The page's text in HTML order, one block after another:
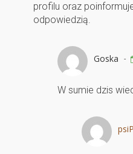
profilu oraz
odpowiedzią.
Goska -
W sumie dzis